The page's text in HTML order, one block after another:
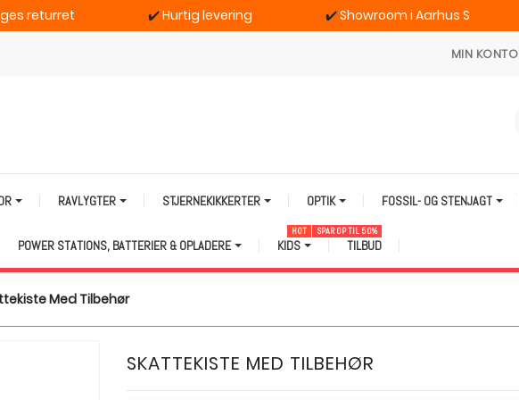
returret ✔️Hurtig levering ✔️Showroom i Aarhus S
MIN KONTO
RAVLYGTER STJERNEKIKKERTER OPTIK FOSSIL- OG STENJAGT
POWER STATIONS, BATTERIER & OPLADERE KIDS
HOT
TILBUD
SPAR OP TIL 50%
Med Tilbehør
SKATTEKISTE MED TILBEHØR